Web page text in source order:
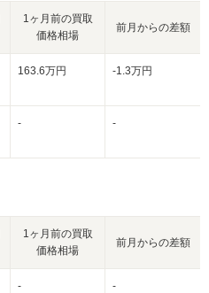
1ヶ月前の買取
価格相場
前月からの差額
163.6万円 -1.3万円
- -
1ヶ月前の買取
価格相場
前月からの差額
- -